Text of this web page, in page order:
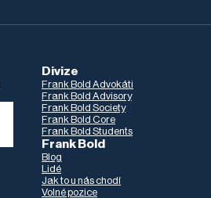
Divize
Frank Bold Advokáti
Frank Bold Advisory
Frank Bold Society
Frank Bold Core
Frank Bold Students
Frank Bold
Blog
Lidé
Jak to u nás chodí
Volné pozice